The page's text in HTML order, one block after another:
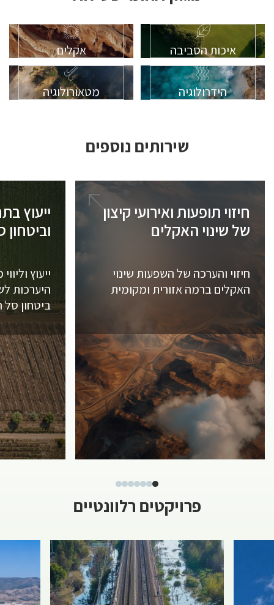
איכות הסביבה אקלים
הידרולוגיה מטאורולוגיה
שירותים נוספים
חיזוי תופעות ואירועי קיצון
של שינוי האקלים
חיזוי והערכה של השפעות שינוי
האקלים ברמה אזורית ומקומית
ייעוץ
וביטחון
ייעוץ
היערכות
ביטחון סל
פרויקטים רלוונטיים